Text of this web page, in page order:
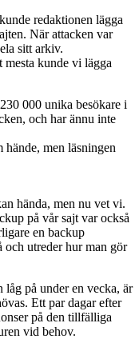
redaktionen lägga
När attacken var
sitt arkiv.
kunde vi lägga
000 unika besökare i
och har ännu inte
hände, men läsningen
hända, men nu vet vi.
på vår sajt var också
en backup
och utreder hur man gör
låg på under en vecka, är
Ett par dagar efter
på den tillfälliga
vid behov.